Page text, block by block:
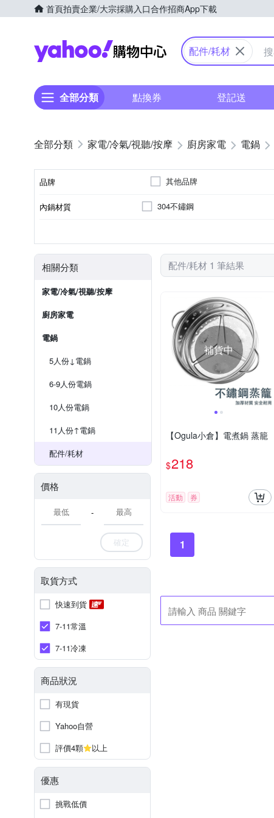
首頁拍賣企業/大宗採購入口合作招商App下載
Yahoo購物中心
配件/耗材
全部分類 點換券 登記送
家電/冷氣/視聽/按摩 廚房家電 電鍋
品牌 其他品牌
內鍋材質 304不鏽鋼
相關分類
家電/冷氣/視聽/按摩
廚房家電
電鍋
5人份↓電鍋
6-9人份電鍋
10人份電鍋
11人份↑電鍋
配件/耗材
價格
-
確定
取貨方式
快速到貨
7-11常溫
7-11冷凍
商品狀況
有現貨
Yahoo自營
評價4顆
以上
優惠
挑戰低價
配件/耗材 1 筆結果
補貨中
【Ogula小倉】電煮鍋 蒸籠
$218
活動 券
1